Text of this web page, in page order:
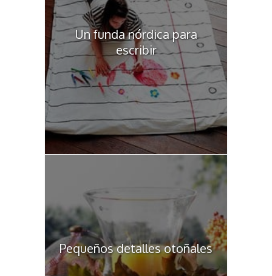
Un funda nórdica para
escribir
Pequeños detalles otoñales